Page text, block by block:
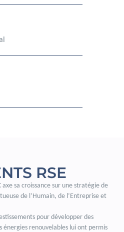
RSE
sa croissance sur une stratégie de
de l’Humain, de l’Entreprise et
pour développer des
énergies renouvelables lui ont permis